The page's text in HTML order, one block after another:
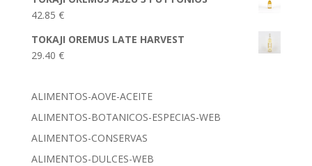
42.85 €
TOKAJI OREMUS LATE HARVEST
29.40 €
ALIMENTOS-AOVE-ACEITE
ALIMENTOS-BOTANICOS-ESPECIAS-WEB
ALIMENTOS-CONSERVAS
ALIMENTOS-DULCES-WEB